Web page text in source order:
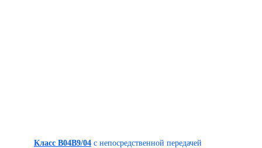
Класс B04B9/04 с непосредственной передачей